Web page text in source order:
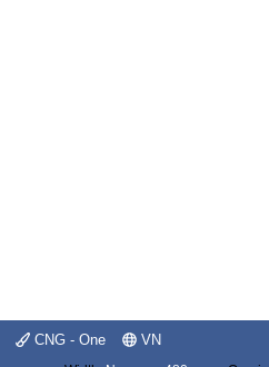
CNG - One VN